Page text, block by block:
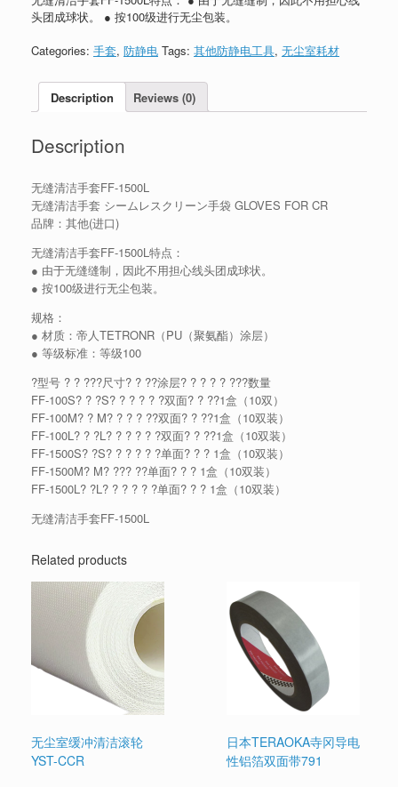
头团成球状。 ● 按100级进行无尘包装。
Categories: 手套, 防静电 Tags: 其他防静电工具, 无尘室耗材
Description Reviews (0)
Description
无缝清洁手套FF-1500L
无缝清洁手套 シームレスクリーン手袋 GLOVES FOR CR
品牌：其他(进口)
无缝清洁手套FF-1500L特点：
● 由于无缝缝制，因此不用担心线头团成球状。
● 按100级进行无尘包装。
规格：
● 材质：帝人TETRONR（PU（聚氨酯）涂层）
● 等级标准：等级100
?型号 ? ? ???尺寸? ? ??涂层? ? ? ? ? ???数量
FF-100S? ? ?S? ? ? ? ? ?双面? ? ??1盒（10双）
FF-100M? ? M? ? ? ? ??双面? ? ??1盒（10双装）
FF-100L? ? ?L? ? ? ? ? ?双面? ? ??1盒（10双装）
FF-1500S? ?S? ? ? ? ? ?单面? ? ? 1盒（10双装）
FF-1500M? M? ??? ??单面? ? ? 1盒（10双装）
FF-1500L? ?L? ? ? ? ? ?单面? ? ? 1盒（10双装）
无缝清洁手套FF-1500L
Related products
无尘室缓冲清洁滚轮
YST-CCR
日本TERAOKA寺冈导电
性铝箔双面带791